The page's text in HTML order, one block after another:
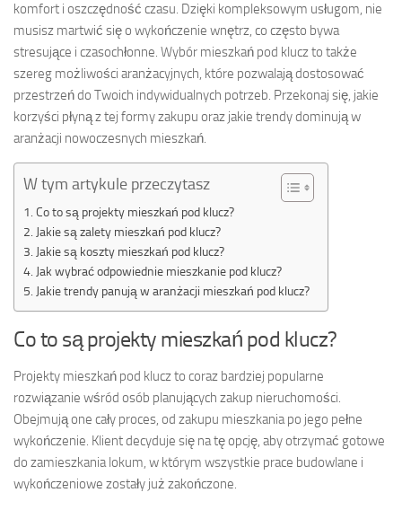
komfort i oszczędność czasu. Dzięki kompleksowym usługom, nie
musisz martwić się o wykończenie wnętrz, co często bywa
stresujące i czasochłonne. Wybór mieszkań pod klucz to także
szereg możliwości aranżacyjnych, które pozwalają dostosować
przestrzeń do Twoich indywidualnych potrzeb. Przekonaj się, jakie
korzyści płyną z tej formy zakupu oraz jakie trendy dominują w
aranżacji nowoczesnych mieszkań.
W tym artykule przeczytasz
Co to są projekty mieszkań pod klucz?
Jakie są zalety mieszkań pod klucz?
Jakie są koszty mieszkań pod klucz?
Jak wybrać odpowiednie mieszkanie pod klucz?
Jakie trendy panują w aranżacji mieszkań pod klucz?
Co to są projekty mieszkań pod klucz?
Projekty mieszkań pod klucz to coraz bardziej popularne
rozwiązanie wśród osób planujących zakup nieruchomości.
Obejmują one cały proces, od zakupu mieszkania po jego pełne
wykończenie. Klient decyduje się na tę opcję, aby otrzymać gotowe
do zamieszkania lokum, w którym wszystkie prace budowlane i
wykończeniowe zostały już zakończone.